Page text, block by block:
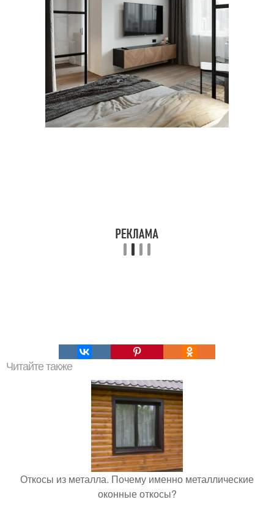
Читайте также
Откосы из металла. Почему именно металлические
оконные откосы?